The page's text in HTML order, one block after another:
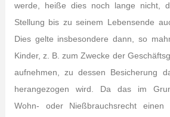
werde, heiße dies noch lange nicht,
Stellung bis zu seinem Lebensende
Dies gelte insbesondere dann, so
Kinder, z. B. zum Zwecke der
aufnehmen, zu dessen Besicherung
herangezogen wird. Da das im
Wohn- oder Nießbrauchsrecht einen